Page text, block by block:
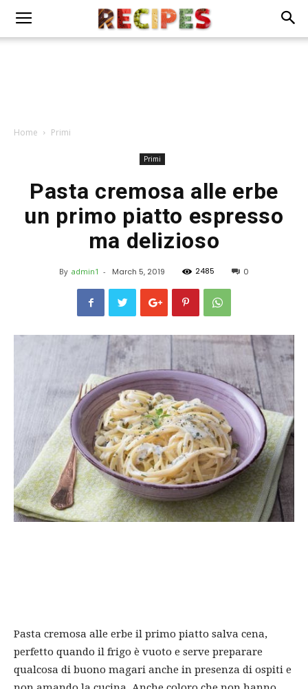
Home Primi
Primi
Pasta cremosa alle erbe
un primo piatto espresso
ma delizioso
By admin1 - March 5, 2019 2485 0
Pasta cremosa alle erbe il primo piatto salva cena,
perfetto quando il frigo è vuoto e serve preparare
qualcosa di buono magari anche in presenza di ospiti e